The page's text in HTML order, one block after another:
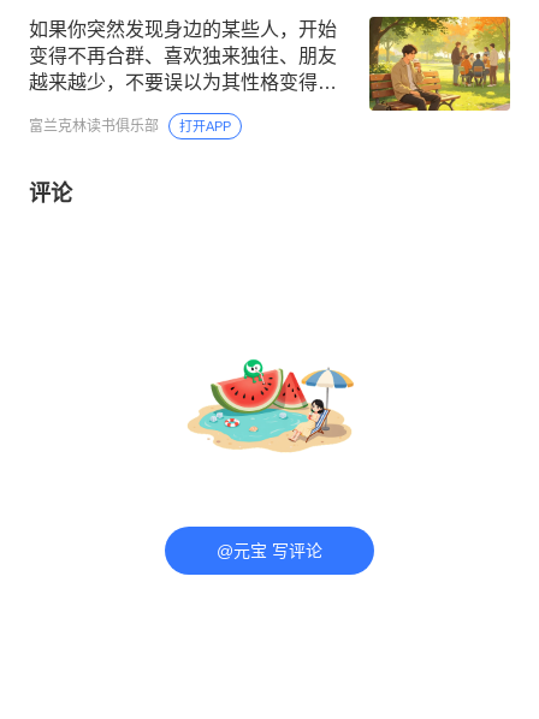
如果你突然发现身边的某些人，开始
变得不再合群、喜欢独来独往、朋友
越来越少，不要误以为其性格变得孤
僻了，其实他们正在经历变强的前夕
富兰克林读书俱乐部 打开APP
评论
@元宝 写评论